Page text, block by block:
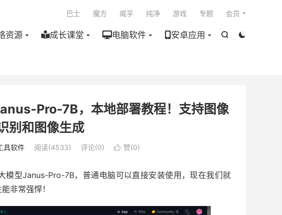


资源 成长课堂 电脑软件 安卓应用
巴士 魔方 威孚 纯净 游戏 专题 会员
Pro-7B，本地部署教程！支持图像
别和图像生成
具软件 阅读(4533) 评论(0)  赞(0)
模型Janus-Pro-7B，普通电脑可以直接安装使用，现在我们就
非常强悍！